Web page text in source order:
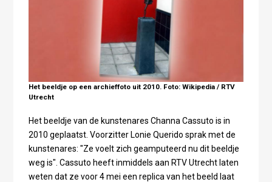
Het beeldje op een archieffoto uit 2010. Foto: Wikipedia / RTV
Utrecht
Het beeldje van de kunstenares Channa Cassuto is in
2010 geplaatst. Voorzitter Lonie Querido sprak met de
kunstenares: "Ze voelt zich geamputeerd nu dit beeldje
weg is". Cassuto heeft inmiddels aan RTV Utrecht laten
weten dat ze voor 4 mei een replica van het beeld laat